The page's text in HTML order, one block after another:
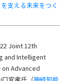
支える未来をつく
Joint 12th
and Intelligent
Advanced